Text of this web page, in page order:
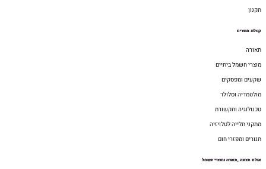
תקנון
קטלוג מוצרים
תאורה
מוצרי חשמל ביתיים
שקעים ומפסקים
מולטמדיה וסלולר
טכנולוגיה ותקשורת
מתקני תלייה לטלויזיה
תנורים ומפזרי חום
אולם תצוגה ,תאורה ומוצרי חשמל